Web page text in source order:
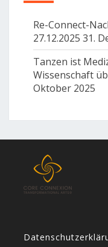
Re-Connect-
27.12.2025 31.
Tanzen ist
Wissenschaft
Oktober 2025